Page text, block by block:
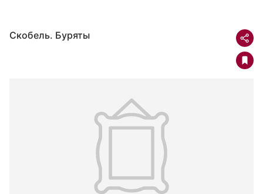
Скобель. Буряты